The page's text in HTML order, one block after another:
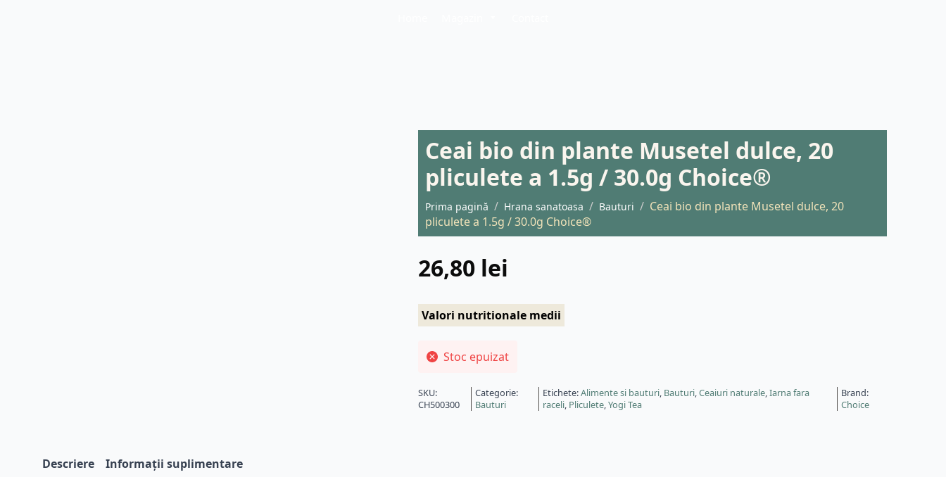
Ceai bio din plante Musetel dulce, 20
pliculete a 1.5g / 30.0g Choice®
Prima pagină Hrana sanatoasa Bauturi
Ceai bio din plante Musetel dulce, 20
pliculete a 1.5g / 30.0g Choice®
26,80 lei
Valori nutritionale medii
Stoc epuizat
SKU:
CH500300
Categorie:
Bauturi
Etichete:Alimente si bauturi, Bauturi,Ceaiuri naturale,Iarna fara
raceli, Pliculete,Yogi Tea
Brand:
Choice
Descriere Informații suplimentare